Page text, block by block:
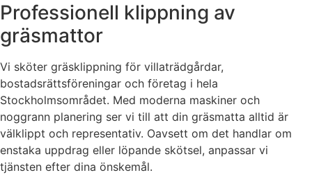
Professionell klippning av
gräsmattor
Vi sköter gräsklippning för villaträdgårdar,
bostadsrättsföreningar och företag i hela
Stockholmsområdet. Med moderna maskiner och
noggrann planering ser vi till att din gräsmatta alltid är
välklippt och representativ. Oavsett om det handlar om
enstaka uppdrag eller löpande skötsel, anpassar vi
tjänsten efter dina önskemål.